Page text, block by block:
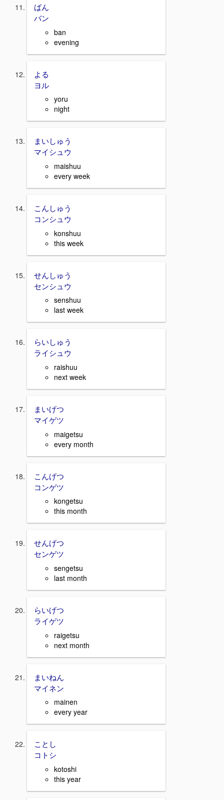
ばん
バン
ban
evening
よる
ヨル
yoru
night
まいしゅう
マイシュウ
maishuu
every week
こんしゅう
コンシュウ
konshuu
this week
せんしゅう
センシュウ
senshuu
last week
らいしゅう
ライシュウ
raishuu
next week
まいげつ
マイゲツ
maigetsu
every month
こんげつ
コンゲツ
kongetsu
this month
せんげつ
センゲツ
sengetsu
last month
らいげつ
ライゲツ
raigetsu
next month
まいねん
マイネン
mainen
every year
ことし
コトシ
kotoshi
this year